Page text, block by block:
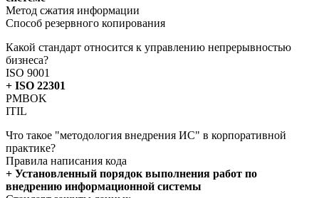
Метод сжатия информации
Способ резервного копирования
Какой стандарт относится к управлению непрерывностью
бизнеса?
ISO 9001
+ ISO 22301
PMBOK
ITIL
Что такое "методология внедрения ИС" в корпоративной
практике?
Правила написания кода
+ Установленный порядок выполнения работ по
внедрению информационной системы